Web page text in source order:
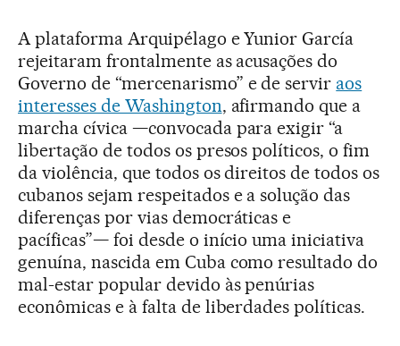
A plataforma Arquipélago e Yunior García
rejeitaram frontalmente as acusações do
Governo de “mercenarismo” e de servir aos
interesses de Washington, afirmando que a
marcha cívica —convocada para exigir “a
libertação de todos os presos políticos, o fim
da violência, que todos os direitos de todos os
cubanos sejam respeitados e a solução das
diferenças por vias democráticas e
pacíficas”— foi desde o início uma iniciativa
genuína, nascida em Cuba como resultado do
mal-estar popular devido às penúrias
econômicas e à falta de liberdades políticas.